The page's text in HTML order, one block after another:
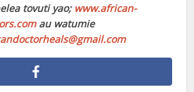
tovuti yao; www.african-
au watumie